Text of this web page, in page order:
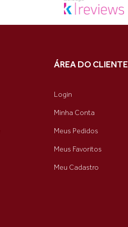
ÁREA DO CLIENTE
Login
Minha Conta
Meus Pedidos
Meus Favoritos
Meu Cadastro